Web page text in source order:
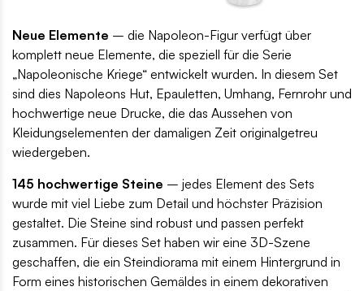
Neue Elemente – die Napoleon-Figur verfügt über
komplett neue Elemente, die speziell für die Serie
„Napoleonische Kriege“ entwickelt wurden. In diesem Set
sind dies Napoleons Hut, Epauletten, Umhang, Fernrohr und
hochwertige neue Drucke, die das Aussehen von
Kleidungselementen der damaligen Zeit originalgetreu
wiedergeben.
145 hochwertige Steine – jedes Element des Sets
wurde mit viel Liebe zum Detail und höchster Präzision
gestaltet. Die Steine sind robust und passen perfekt
zusammen. Für dieses Set haben wir eine 3D-Szene
geschaffen, die ein Steindiorama mit einem Hintergrund in
Form eines historischen Gemäldes in einem dekorativen